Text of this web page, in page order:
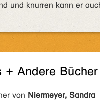
und knurren kann er
+ Andere Bücher
von Niermeyer, Sandra